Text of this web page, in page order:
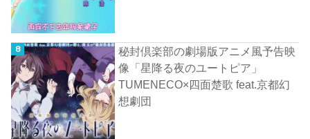
秘封倶楽部の劇場版アニメ風予告映
像「星降る夜のユートピア」
TUMENECO×四面楚歌 feat.京都幻
想劇団